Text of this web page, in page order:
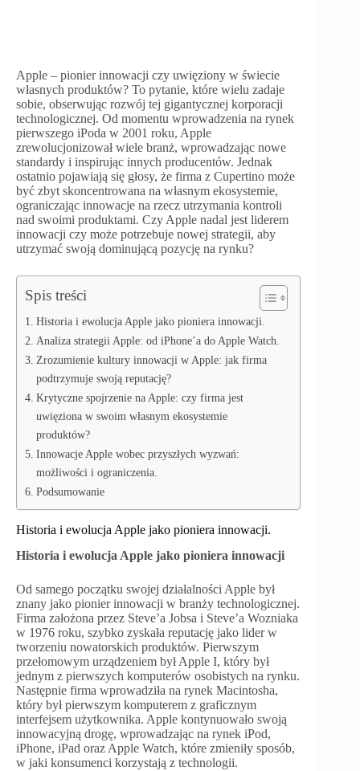
Apple – pionier innowacji czy uwięziony w świecie
własnych produktów? To pytanie, które wielu zadaje
sobie, obserwując rozwój tej gigantycznej korporacji
technologicznej. Od momentu wprowadzenia na rynek
pierwszego iPoda w 2001 roku, Apple
zrewolucjonizował wiele branż, wprowadzając nowe
standardy i inspirując innych producentów. Jednak
ostatnio pojawiają się głosy, że firma z Cupertino może
być zbyt skoncentrowana na własnym ekosystemie,
ograniczając innowacje na rzecz utrzymania kontroli
nad swoimi produktami. Czy Apple nadal jest liderem
innowacji czy może potrzebuje nowej strategii, aby
utrzymać swoją dominującą pozycję na rynku?
Spis treści
Historia i ewolucja Apple jako pioniera innowacji.
Analiza strategii Apple: od iPhone’a do Apple Watch.
Zrozumienie kultury innowacji w Apple: jak firma
podtrzymuje swoją reputację?
Krytyczne spojrzenie na Apple: czy firma jest
uwięziona w swoim własnym ekosystemie
produktów?
Innowacje Apple wobec przyszłych wyzwań:
możliwości i ograniczenia.
Podsumowanie
Historia i ewolucja Apple jako pioniera innowacji.
Historia i ewolucja Apple jako pioniera innowacji
Od samego początku swojej działalności Apple był
znany jako pionier innowacji w branży technologicznej.
Firma założona przez Steve’a Jobsa i Steve’a Wozniaka
w 1976 roku, szybko zyskała reputację jako lider w
tworzeniu nowatorskich produktów. Pierwszym
przełomowym urządzeniem był Apple I, który był
jednym z pierwszych komputerów osobistych na rynku.
Następnie firma wprowadziła na rynek Macintosha,
który był pierwszym komputerem z graficznym
interfejsem użytkownika. Apple kontynuowało swoją
innowacyjną drogę, wprowadzając na rynek iPod,
iPhone, iPad oraz Apple Watch, które zmieniły sposób,
w jaki konsumenci korzystają z technologii.